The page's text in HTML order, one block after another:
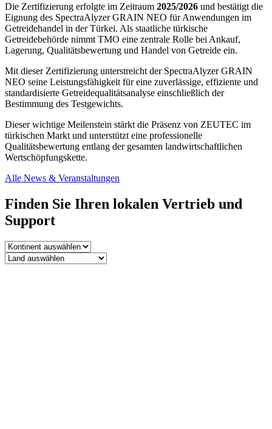
Die Zertifizierung erfolgte im Zeitraum 2025/2026 und bestätigt die
Eignung des SpectraAlyzer GRAIN NEO für Anwendungen im
Getreidehandel in der Türkei. Als staatliche türkische
Getreidebehörde nimmt TMO eine zentrale Rolle bei Ankauf,
Lagerung, Qualitätsbewertung und Handel von Getreide ein.
Mit dieser Zertifizierung unterstreicht der SpectraAlyzer GRAIN
NEO seine Leistungsfähigkeit für eine zuverlässige, effiziente und
standardisierte Getreidequalitätsanalyse einschließlich der
Bestimmung des Testgewichts.
Dieser wichtige Meilenstein stärkt die Präsenz von ZEUTEC im
türkischen Markt und unterstützt eine professionelle
Qualitätsbewertung entlang der gesamten landwirtschaftlichen
Wertschöpfungskette.
Alle News & Veranstaltungen
Finden Sie Ihren lokalen Vertrieb und
Support